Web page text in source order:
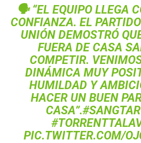
🗣 “EL EQUIPO LLEGA
CONFIANZA. EL
UNIÓN DEMOSTRÓ
FUERA DE CASA
COMPETIR.
DINÁMICA MUY
HUMILDAD Y
HACER UN BUEN
CASA”.
PIC.TWITTER.COM/